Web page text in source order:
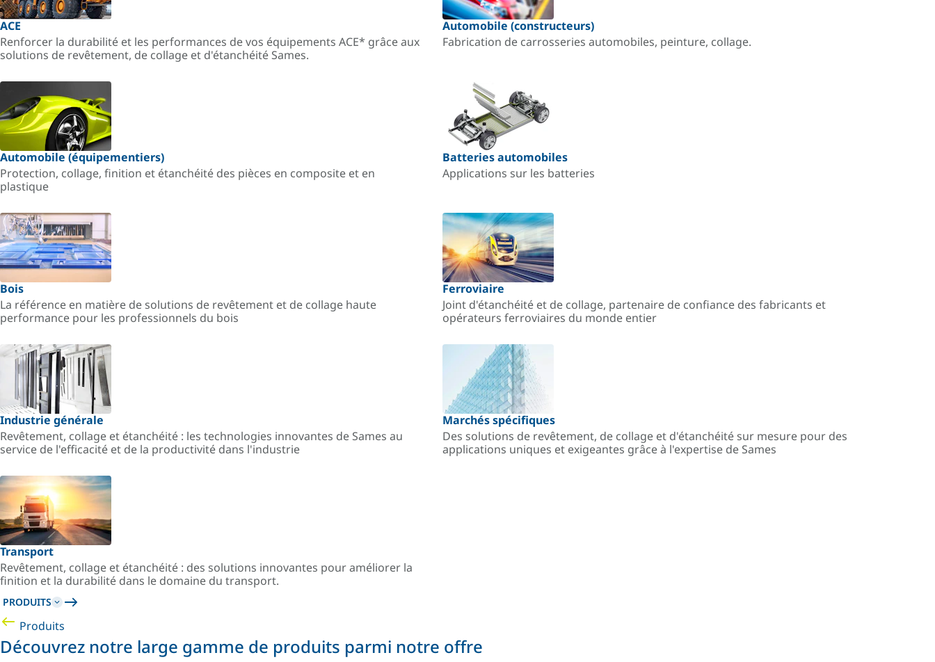
ACE
Renforcer la durabilité et les performances de vos équipements ACE* grâce aux
solutions de revêtement, de collage et d'étanchéité Sames.
Automobile (constructeurs)
Fabrication de carrosseries automobiles, peinture, collage.
Automobile (équipementiers)
Protection, collage, finition et étanchéité des pièces en composite et en
plastique
Batteries automobiles
Applications sur les batteries
Bois
La référence en matière de solutions de revêtement et de collage haute
performance pour les professionnels du bois
Ferroviaire
Joint d'étanchéité et de collage, partenaire de confiance des fabricants et
opérateurs ferroviaires du monde entier
Industrie générale
Revêtement, collage et étanchéité : les technologies innovantes de Sames au
service de l'efficacité et de la productivité dans l'industrie
Marchés spécifiques
Des solutions de revêtement, de collage et d'étanchéité sur mesure pour des
applications uniques et exigeantes grâce à l'expertise de Sames
Transport
Revêtement, collage et étanchéité : des solutions innovantes pour améliorer la
finition et la durabilité dans le domaine du transport.
PRODUITS
Produits
Découvrez notre large gamme de produits parmi notre offre